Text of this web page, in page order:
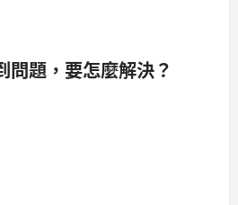
問題，要怎麼解決？